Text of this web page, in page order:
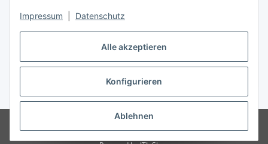
Alle akzeptieren
Konfigurieren
Ablehnen
Impressum Datenschutz
* Gemäß § 19 UStG wird keine Umsatzsteuer berechnet., zzgl.Versand
Gemäß § 19 UStG wird keine Umsatzsteuer berechnet.